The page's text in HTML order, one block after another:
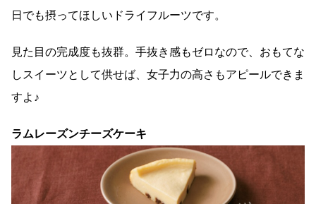
日でも摂ってほしいドライフルーツです。
見た目の完成度も抜群。手抜き感もゼロなので、おもてな
しスイーツとして供せば、女子力の高さもアピールできま
すよ♪
ラムレーズンチーズケーキ